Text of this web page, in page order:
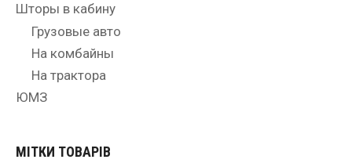
Шторы в кабину
Грузовые авто
На комбайны
На трактора
ЮМЗ
МІТКИ ТОВАРІВ